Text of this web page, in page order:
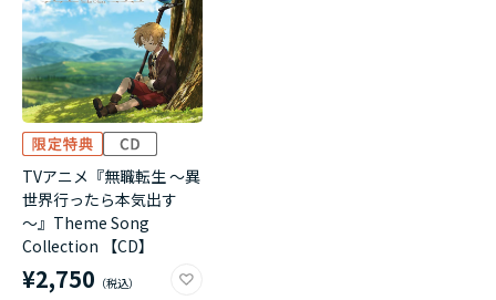
TVアニメ『無職転生 ～異
世界行ったら本気出す
～』Theme Song
Collection 【CD】
¥2,750